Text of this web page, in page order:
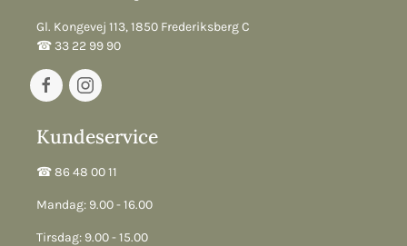
Gl. Kongevej 113, 1850 Frederiksberg C
☎︎ 33 22 99 90
Kundeservice
☎︎ 86 48 00 11
Mandag: 9.00 - 16.00
Tirsdag: 9.00 - 15.00